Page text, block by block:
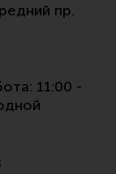
пр.
11:00 -